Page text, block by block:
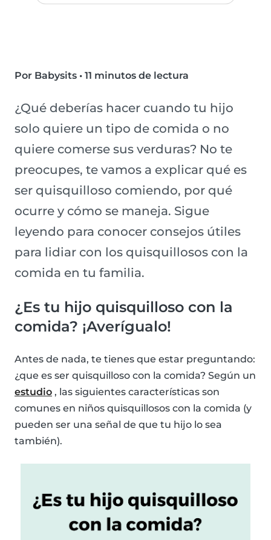
Por Babysits • 11 minutos de lectura
¿Qué deberías hacer cuando tu hijo
solo quiere un tipo de comida o no
quiere comerse sus verduras? No te
preocupes, te vamos a explicar qué es
ser quisquilloso comiendo, por qué
ocurre y cómo se maneja. Sigue
leyendo para conocer consejos útiles
para lidiar con los quisquillosos con la
comida en tu familia.
¿Es tu hijo quisquilloso con la
comida? ¡Averígualo!
Antes de nada, te tienes que estar preguntando:
¿que es ser quisquilloso con la comida? Según un
estudio , las siguientes características son
comunes en niños quisquillosos con la comida (y
pueden ser una señal de que tu hijo lo sea
también).